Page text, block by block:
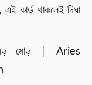
এই কার্ড থাকলেই দিঘা
বড় মোড় │ Aries